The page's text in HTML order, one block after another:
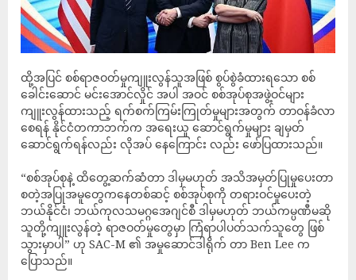
ထို့အပြင် စစ်ရာဇဝတ်မှုကျူးလွန်သူအဖြစ် စွပ်စွဲခံထားရသော စစ်
ခေါင်းဆောင် မင်းအောင်လှိုင် အပါ အဝင် စစ်အုပ်စုအဖွဲ့ဝင်များ
ကျူးလွန်ထားသည့် ရက်စက်ကြမ်းကြုတ်မှုများအတွက် တာဝန်ခံလာ
စေရန် နိုင်ငံတကာဘက်က အရေးယူ ဆောင်ရွက်မှုများ ချမှတ်
ဆောင်ရွက်ရန်လည်း လိုအပ် နေကြောင်း လည်း ဖော်ပြထားသည်။
“စစ်အုပ်စုနဲ့ ထိတွေ့ဆက်ဆံတာ ဒါမှမဟုတ် အသိအမှတ်ပြုမှုပေးတာ
စတဲ့အပြုအမူတွေကနေတစ်ဆင့် စစ်အုပ်စုကို တရားဝင်မှုပေးတဲ့
ဘယ်နိုင်ငံ၊ ဘယ်ကုလသမဂ္ဂအေဂျင်စီ ဒါမှမဟုတ် ဘယ်ကမ္ပဏီမဆို
သူတို့ကျူးလွန်တဲ့ ရာဇဝတ်မှုတွေမှာ ကြံရာပါပတ်သက်သူတွေ ဖြစ်
သွားမှာပါ” ဟု SAC-M ၏ အမှုဆောင်ဒါရိုက် တာ Ben Lee က
ပြောသည်။